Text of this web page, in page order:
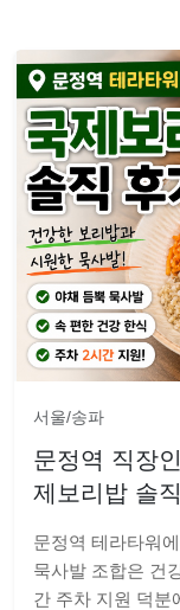
서울/송파
문정역 직장
제보리밥 솔
문정역 테라타워
묵사발 조합은 건
간 주차 지원 덕분